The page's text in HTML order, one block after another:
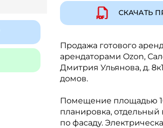
СКАЧАТЬ
Продажа готового
арендаторами Ozon,
Дмитрия Ульянова, д.
домов.
Помещение площадью
планировка, отдельный
по фасаду.